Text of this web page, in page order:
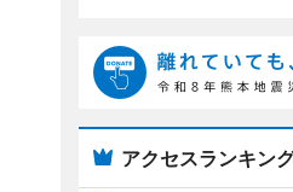
アクセスランキン